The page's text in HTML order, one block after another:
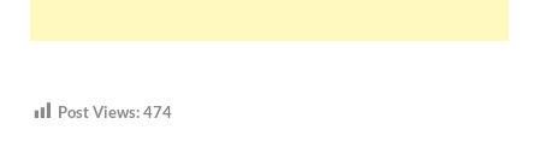
Post Views:474